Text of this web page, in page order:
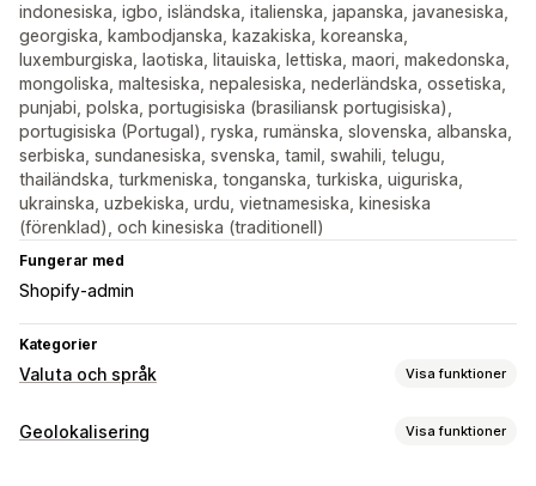
indonesiska, igbo, isländska, italienska, japanska, javanesiska,
georgiska, kambodjanska, kazakiska, koreanska,
luxemburgiska, laotiska, litauiska, lettiska, maori, makedonska,
mongoliska, maltesiska, nepalesiska, nederländska, ossetiska,
punjabi, polska, portugisiska (brasiliansk portugisiska),
portugisiska (Portugal), ryska, rumänska, slovenska, albanska,
serbiska, sundanesiska, svenska, tamil, swahili, telugu,
thailändska, turkmeniska, tonganska, turkiska, uiguriska,
ukrainska, uzbekiska, urdu, vietnamesiska, kinesiska
(förenklad), och kinesiska (traditionell)
Fungerar med
Shopify-admin
Kategorier
Valuta och språk Visa funktioner
Översättning till andra språk
Geolokalisering Visa funktioner